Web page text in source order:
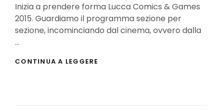
Inizia a prendere forma Lucca Comics & Games
2015. Guardiamo il programma sezione per
sezione, incominciando dal cinema, ovvero dalla
…
CONTINUA A LEGGERE